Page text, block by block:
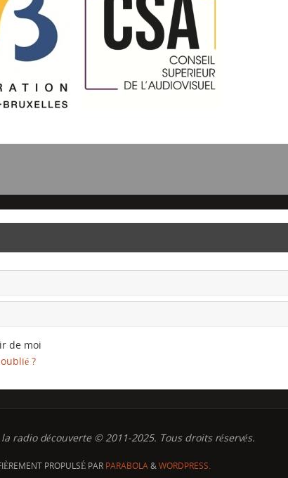
de moi
?
radio découverte © 2011-2025. Tous droits réservés.
PROPULSÉ PAR PARABOLA&WORDPRESS.